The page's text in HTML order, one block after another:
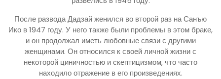
После развода Дадзай женился во второй раз на Санъю
Ико в 1947 году. У него также были проблемы в этом браке,
и он продолжал иметь любовные связи с другими
женщинами. Он относился к своей личной жизни с
некоторой циничностью и скептицизмом, что часто
находило отражение в его произведениях.